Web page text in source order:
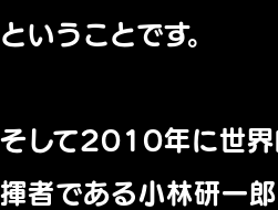
ということです。
そして2010年に世界
揮者である小林研一